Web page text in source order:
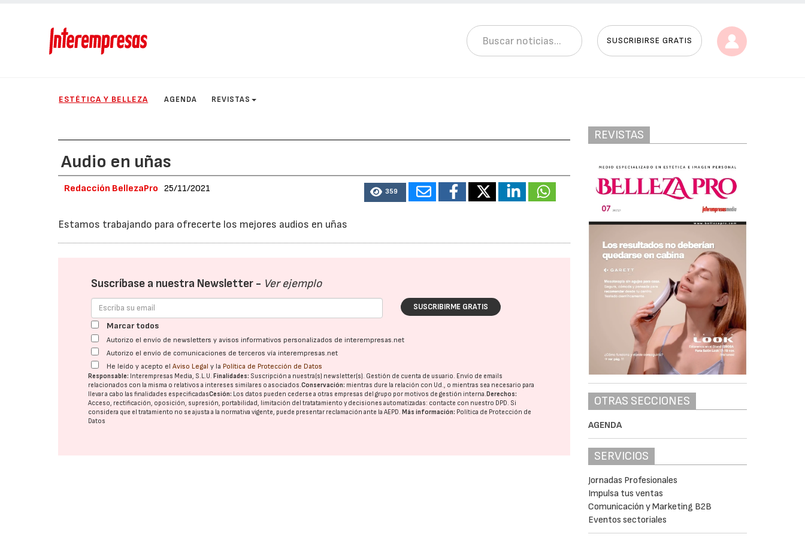
SUSCRIBIRSE GRATIS
ESTÉTICA Y BELLEZA AGENDA REVISTAS
Audio en uñas
Redacción BellezaPro 25/11/2021 359
Estamos trabajando para ofrecerte los mejores audios en uñas
Suscríbase a nuestra Newsletter - Ver ejemplo
SUSCRIBIRME GRATIS
Marcar todos
Autorizo el envío de newsletters y avisos informativos personalizados de interempresas.net
Autorizo el envío de comunicaciones de terceros vía interempresas.net
He leído y acepto elAviso Legal y la Política de Protección de Datos
Responsable: Interempresas Media, S.L.U.Finalidades: Suscripción a nuestra(s) newsletter(s). Gestión de cuenta de usuario. Envío de emails
relacionados con la misma o relativos a intereses similares o asociados.Conservación: mientras dure la relación con Ud., o mientras sea necesario para
llevar a cabo las finalidades especificadasCesión: Los datos pueden cederse a otras empresas del grupo por motivos de gestión interna.Derechos:
Acceso, rectificación, oposición, supresión, portabilidad, limitación del tratatamiento y decisiones automatizadas: contacte con nuestro DPD. Si
considera que el tratamiento no se ajusta a la normativa vigente, puede presentar reclamación ante laAEPD.Más información: Política de Protección de
Datos
REVISTAS
OTRAS SECCIONES
AGENDA
SERVICIOS
Jornadas Profesionales
Impulsa tus ventas
Comunicación y Marketing B2B
Eventos sectoriales